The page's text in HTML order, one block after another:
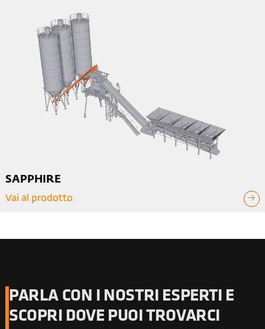
SAPPHIRE
Vai al prodotto
PARLA CON I NOSTRI ESPERTI E
SCOPRI DOVE PUOI TROVARCI